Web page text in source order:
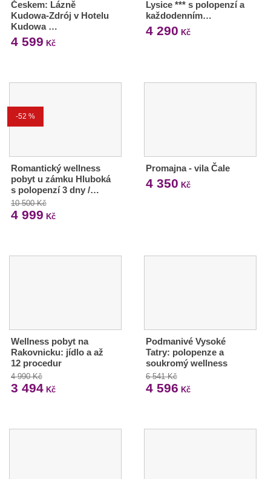
Českem: Lázně
Kudowa-Zdrój v Hotelu
Kudowa …
4 599 Kč
Lysice *** s polopenzí a
každodenním…
4 290 Kč
-52 %
Romantický wellness
pobyt u zámku Hluboká
s polopenzí 3 dny /…
10 500 Kč
4 999 Kč
Promajna - vila Čale
4 350 Kč
Wellness pobyt na
Rakovnicku: jídlo a až
12 procedur
4 990 Kč
3 494 Kč
Podmanivé Vysoké
Tatry: polopenze a
soukromý wellness
6 541 Kč
4 596 Kč